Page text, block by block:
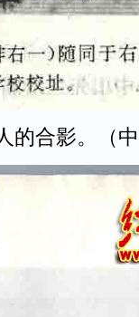
的合影。（